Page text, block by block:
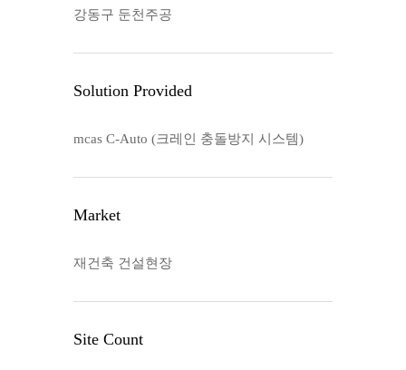
강동구 둔천주공
Solution Provided
mcas C-Auto (크레인 충돌방지 시스템)
Market
재건축 건설현장
Site Count